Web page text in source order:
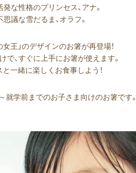
な性格のプリンセス、アナ。
議な雪だるま、オラフ。
王」のデザインのお箸が再登場！
で、すぐに上手にお箸が使えます。
一緒に楽しくお食事しよう！
～就学前までのお子さま向けのお箸です。